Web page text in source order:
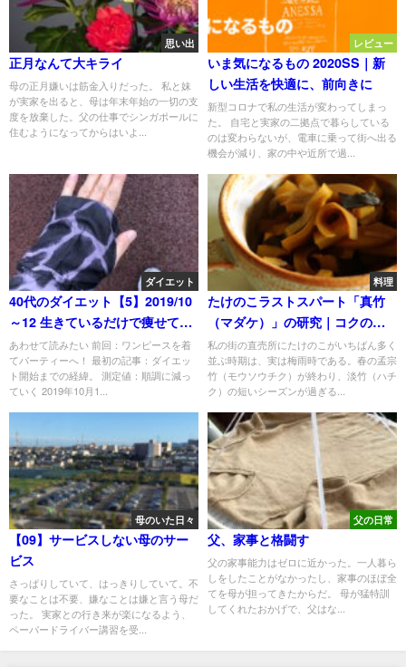
思い出
正月なんて大キライ
母の正月嫌いは筋金入りだった。 私と妹
が実家を出ると、母は年末年始の一切の支
度を放棄した。父の仕事でシンガポールに
住むようになってからはいよ...
レビュー
いま気になるもの 2020SS｜新
しい生活を快適に、前向きに
新型コロナで私の生活が変わってしまっ
た。 自宅と実家の二拠点で暮らしている
のは変わらないが、電車に乗って街へ出る
機会が減り、家の中や近所で過...
ダイエット
40代のダイエット【5】2019/10
～12 生きているだけで痩せてい
く
あわせて読みたい 前回：ワンピースを着
てパーティーへ！ 最初の記事：ダイエッ
ト開始までの経緯。 測定値：順調に減っ
ていく 2019年10月1...
料理
たけのこラストスパート「真竹
（マダケ）」の研究｜コクのあ
る味付けでうまみが活きる
私の街の直売所にたけのこがいちばん多く
並ぶ時期は、実は梅雨時である。春の孟宗
竹（モウソウチク）が終わり、淡竹（ハチ
ク）の短いシーズンが過ぎる...
母のいた日々
【09】サービスしない母のサー
ビス
さっぱりしていて、はっきりしていて。不
要なことは不要、嫌なことは嫌と言う母だ
った。 実家との行き来が楽になるよう、
ペーパードライバー講習を受...
父の日常
父、家事と格闘す
父の家事能力はゼロに近かった。一人暮ら
しをしたことがなかったし、家事のほぼ全
てを母が担ってきたからだ。 母が猛特訓
してくれたおかげで、父はな...